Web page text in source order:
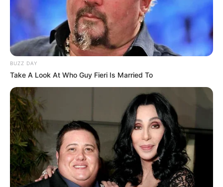
BUZZ DAY
Take A Look At Who Guy Fieri Is Married To